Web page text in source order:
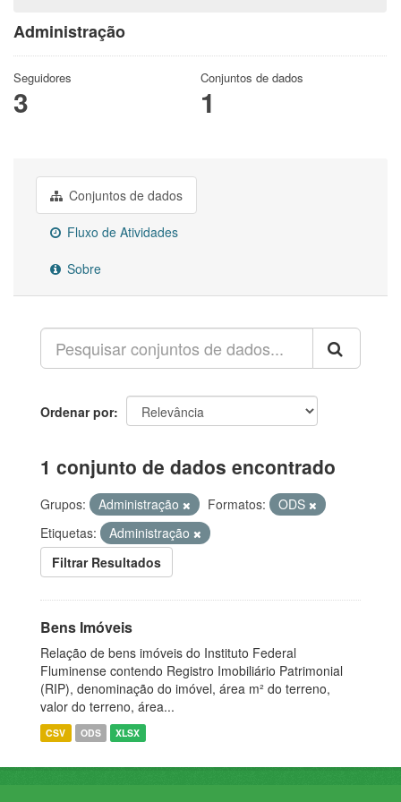
Administração
Seguidores
3
Conjuntos de dados
1
Conjuntos de dados
Fluxo de Atividades
Sobre
Ordenar por
1 conjunto de dados encontrado
Grupos: Administração Formatos:
ODS
Etiquetas:
Administração
Filtrar Resultados
Bens Imóveis
Relação de bens imóveis do Instituto Federal
Fluminense contendo Registro Imobiliário Patrimonial
(RIP), denominação do imóvel, área m² do terreno,
valor do terreno, área...
CSV ODS XLSX